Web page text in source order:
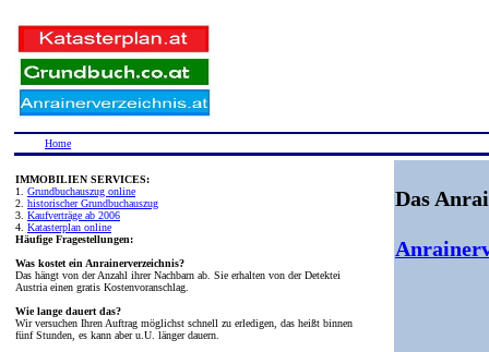
Home
IMMOBILIEN SERVICES:
1. Grundbuchauszug online
2. historischer Grundbuchauszug
3. Kaufverträge ab 2006
4. Katasterplan online
Häufige Fragestellungen:
Was kostet ein Anrainerverzeichnis?
Das hängt von der Anzahl ihrer Nachbarn ab. Sie erhalten von der Detektei
Austria einen gratis Kostenvoranschlag.
Wie lange dauert das?
Wir versuchen Ihren Auftrag möglichst schnell zu erledigen, das heißt binnen
fünf Stunden, es kann aber u.U. länger dauern.
Das